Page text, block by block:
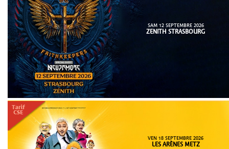
SAM 12 SEPTEMBRE 2026
ZENITH STRASBOURG
VEN 18 SEPTEMBRE 2026
LES ARÈNES METZ